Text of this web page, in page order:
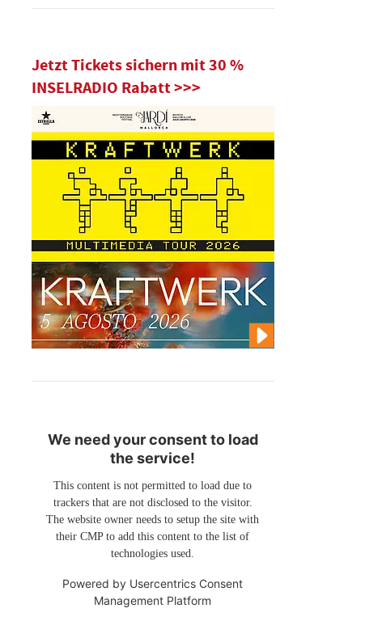
Jetzt Tickets sichern mit 30 %
INSELRADIO Rabatt >>>
We need your consent to load
the service!
This content is not permitted to load due to
trackers that are not disclosed to the visitor.
The website owner needs to setup the site with
their CMP to add this content to the list of
technologies used.
Powered by Usercentrics Consent
Management Platform